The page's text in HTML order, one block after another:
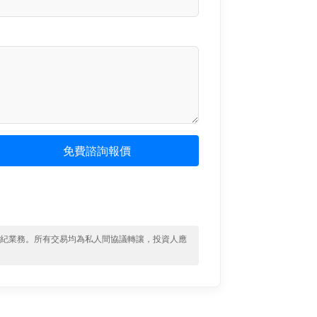
免費諮詢報價
業務。所有交易均為私人間協議轉讓，投資人應